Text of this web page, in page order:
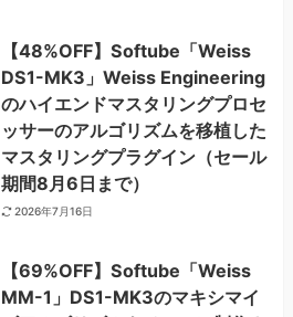
【48%OFF】Softube「Weiss
DS1-MK3」Weiss Engineering
のハイエンドマスタリングプロセ
ッサーのアルゴリズムを移植した
マスタリングプラグイン（セール
期間8月6日まで）
2026年7月16日
【69%OFF】Softube「Weiss
MM-1」DS1-MK3のマキシマイ